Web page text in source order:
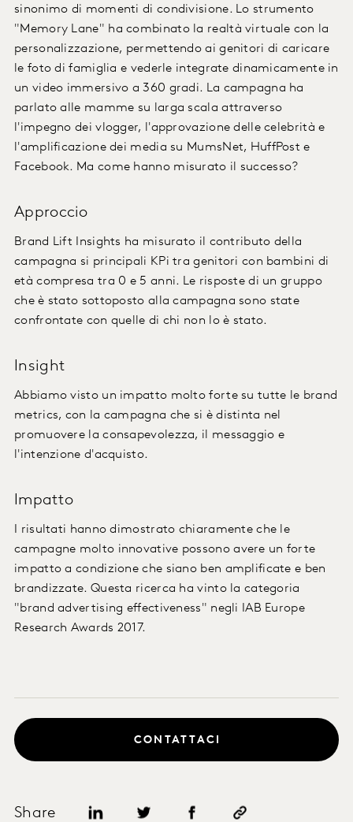
sinonimo di momenti di condivisione. Lo strumento
"Memory Lane" ha combinato la realtà virtuale con la
personalizzazione, permettendo ai genitori di caricare
le foto di famiglia e vederle integrate dinamicamente in
un video immersivo a 360 gradi. La campagna ha
parlato alle mamme su larga scala attraverso
l'impegno dei vlogger, l'approvazione delle celebrità e
l'amplificazione dei media su MumsNet, HuffPost e
Facebook. Ma come hanno misurato il successo?
Approccio
Brand Lift Insights ha misurato il contributo della
campagna si principali KPi tra genitori con bambini di
età compresa tra 0 e 5 anni. Le risposte di un gruppo
che è stato sottoposto alla campagna sono state
confrontate con quelle di chi non lo è stato.
Insight
Abbiamo visto un impatto molto forte su tutte le brand
metrics, con la campagna che si è distinta nel
promuovere la consapevolezza, il messaggio e
l'intenzione d'acquisto.
Impatto
I risultati hanno dimostrato chiaramente che le
campagne molto innovative possono avere un forte
impatto a condizione che siano ben amplificate e ben
brandizzate. Questa ricerca ha vinto la categoria
"brand advertising effectiveness" negli IAB Europe
Research Awards 2017.
Share
CONTATTACI